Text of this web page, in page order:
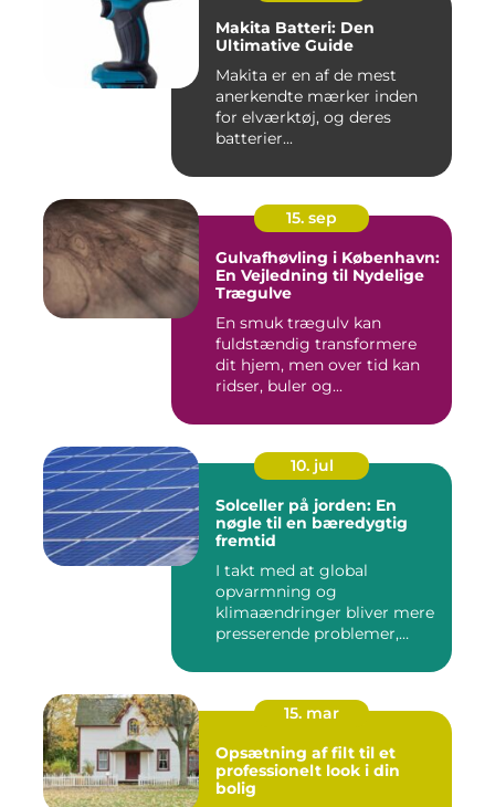
Makita Batteri: Den
Ultimative Guide
Makita er en af de mest
anerkendte mærker inden
for elværktøj, og deres
batterier...
15. sep
Gulvafhøvling i København:
En Vejledning til Nydelige
Trægulve
En smuk trægulv kan
fuldstændig transformere
dit hjem, men over tid kan
ridser, buler og...
10. jul
Solceller på jorden: En
nøgle til en bæredygtig
fremtid
I takt med at global
opvarmning og
klimaændringer bliver mere
presserende problemer,
15. mar
Opsætning af filt til et
professionelt look i din
bolig